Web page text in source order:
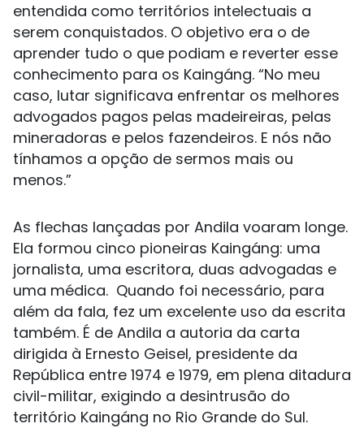
entendida como territórios intelectuais a
serem conquistados. O objetivo era o de
aprender tudo o que podiam e reverter esse
conhecimento para os Kaingáng. “No meu
caso, lutar significava enfrentar os melhores
advogados pagos pelas madeireiras, pelas
mineradoras e pelos fazendeiros. E nós não
tínhamos a opção de sermos mais ou
menos.”
As flechas lançadas por Andila voaram longe.
Ela formou cinco pioneiras Kaingáng: uma
jornalista, uma escritora, duas advogadas e
uma médica. Quando foi necessário, para
além da fala, fez um excelente uso da escrita
também. É de Andila a autoria da carta
dirigida à Ernesto Geisel, presidente da
República entre 1974 e 1979, em plena ditadura
civil-militar, exigindo a desintrusão do
território Kaingáng no Rio Grande do Sul.